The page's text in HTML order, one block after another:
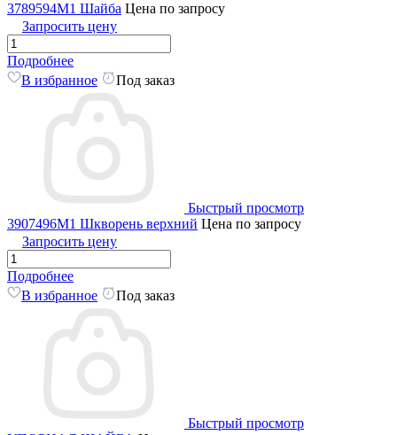
3789594M1 Шайба Цена по запросу
Запросить цену
Подробнее
В избранное
Под заказ
Быстрый просмотр
3907496M1 Шкворень верхний Цена по запросу
Запросить цену
Подробнее
В избранное
Под заказ
Быстрый просмотр